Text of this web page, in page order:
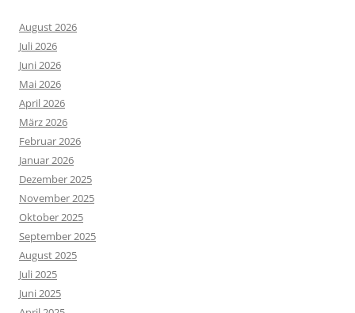
August 2026
Juli 2026
Juni 2026
Mai 2026
April 2026
März 2026
Februar 2026
Januar 2026
Dezember 2025
November 2025
Oktober 2025
September 2025
August 2025
Juli 2025
Juni 2025